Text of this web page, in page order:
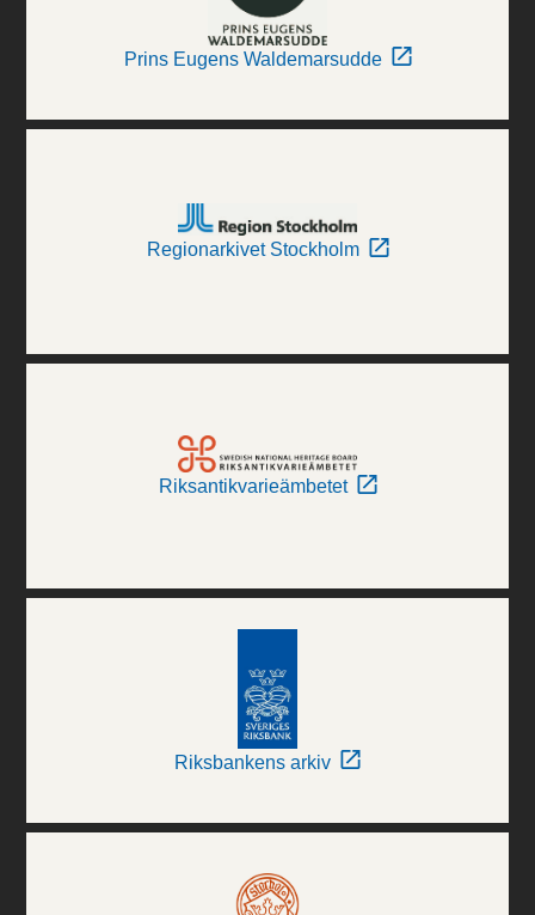
Prins Eugens Waldemarsudde
Regionarkivet Stockholm
Riksantikvarieämbetet
Riksbankens arkiv